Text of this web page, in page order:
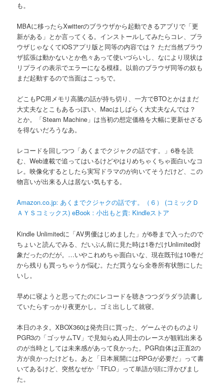
も。
MBAに移ったらXwitterのブラウザから起動できるアプリで「更
新がある」とか言ってくる。インストールしてみたらコレ、ブラ
ウザじゃなくてiOSアプリ版と同等の内容では？ ただ当然ブラウ
ザ拡張は動かないとか色々あって使いづらいし、なにより現状は
リプライの表示でエラーになる模様。以前のブラウザ同等の奴も
まだ起動するので当面はこっちで。
どこもPC用メモリ高騰の話が持ち切り、一方でBTOとかはまだ
大丈夫なとこもあるっぽい、Macはしばらく大丈夫なんでは？
とか。「Steam Machine」は当初の想定価格を大幅に更新せざる
を得ないだろうなあ。
レコードを回しつつ「あくまでクジャクの話です。」6巻を読
む、Web連載で追ってはいるけどやはりめちゃくちゃ面白いなコ
レ。映像化するとしたら実写ドラマのが向いてそうだけど、この
物言いが出来る人は居ない気もする。
Amazon.co.jp: あくまでクジャクの話です。（６） (コミックＤ
ＡＹＳコミックス) eBook : 小出もと貴: Kindleストア
Kindle Unlimitedに「AV男優はじめました」が6巻まで入ったので
ちょいと読んでみる、だいぶん前に見た時は1巻だけUnlimited対
象だったのだが。…いやこれめちゃ面白いな、現在既刊は10巻だ
から残りも買っちゃうか悩む。ただ買うなら全巻所有状態にした
いし。
早めに寝ようと思ってたのにレコードを聴きつつダラダラ読書し
ていたらすっかり夜更かし。ゴミ出しして就寝。
本日のネタ。XBOX360は発売日に買った、ゲームそのものより
PGR3の「ゴッサムTV」で見知らぬ人同士のレースが観戦出来る
のが当時としては未来感があって良かった。PGR自体は正直2の
方が良かったけども。あと「日本展開にはRPGが必要だ」って書
いてあるけど、突然なぜか「TFLO」って単語が頭に浮かびまし
た。